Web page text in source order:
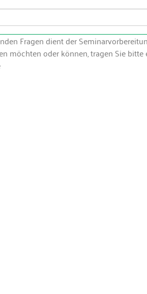
Fragen dient der
möchten oder können, tragen Sie bitte